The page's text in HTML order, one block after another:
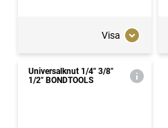
Visa
Universalknut 1/4" 3/8"
1/2" BONDTOOLS